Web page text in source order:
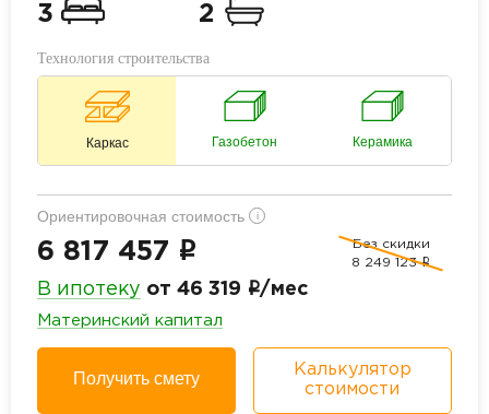
3 2
Технология строительства
Каркас Газобетон Керамика
Ориентировочная стоимость i
6 817 457 i
Без скидки
8 249 123 i
В ипотеку от 46 319 i/мес
Материнский капитал
Получить смету
Калькулятор
стоимости